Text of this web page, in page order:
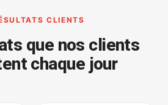
CLIENTS
que nos clients
chaque jour